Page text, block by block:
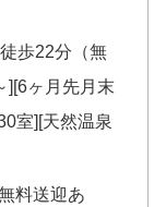
歩22分（無
][6ヶ月先月末
室][天然温泉
料送迎あ